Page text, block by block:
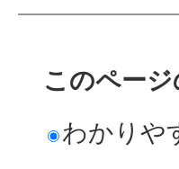
このペー
わかりや